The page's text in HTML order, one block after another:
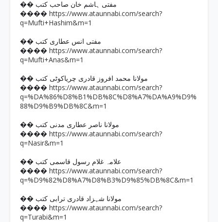
�� مفتی ہاشم خان صاحب کتب
���� https://www.ataunnabi.com/search?
q=Mufti+Hashim&m=1
�� مفتی انس عطاری کتب
���� https://www.ataunnabi.com/search?
q=Mufti+Anas&m=1
�� مولانا محمد افروز قادری چریاکوٹی کتب
���� https://www.ataunnabi.com/search?
q=%DA%86%D8%B1%DB%8C%D8%A7%DA%A9%D9%
88%D9%B9%DB%8C&m=1
�� مولانا ناصر عطاری مدنی کتب
���� https://www.ataunnabi.com/search?
q=Nasir&m=1
�� علامہ غلام رسول قاسمی کتب
���� https://www.ataunnabi.com/search?
q=%D9%82%D8%A7%D8%B3%D9%85%DB%8C&m=1
�� مولانا شہزاد قادری ترابی کتب
���� https://www.ataunnabi.com/search?
q=Turabi&m=1